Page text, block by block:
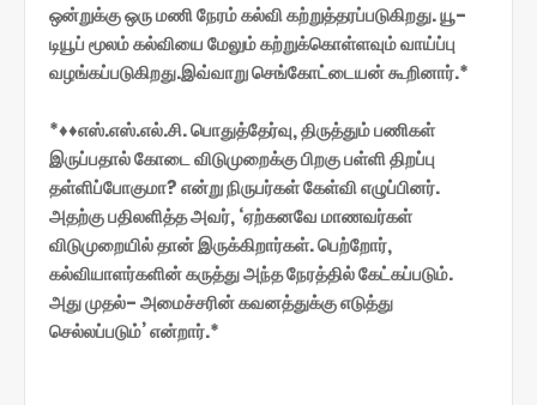
ஒன்றுக்கு ஒரு மணி நேரம் கல்வி கற்றுத்தரப்படுகிறது. யூ-
டியூப் மூலம் கல்வியை மேலும் கற்றுக்கொள்ளவும் வாய்ப்பு
வழங்கப்படுகிறது.இவ்வாறு செங்கோட்டையன் கூறினார்.*
*♦♦எஸ்.எஸ்.எல்.சி. பொதுத்தேர்வு, திருத்தும் பணிகள்
இருப்பதால் கோடை விடுமுறைக்கு பிறகு பள்ளி திறப்பு
தள்ளிப்போகுமா? என்று நிருபர்கள் கேள்வி எழுப்பினர்.
அதற்கு பதிலளித்த அவர், ‘ஏற்கனவே மாணவர்கள்
விடுமுறையில் தான் இருக்கிறார்கள். பெற்றோர்,
கல்வியாளர்களின் கருத்து அந்த நேரத்தில் கேட்கப்படும்.
அது முதல்- அமைச்சரின் கவனத்துக்கு எடுத்து
செல்லப்படும்’ என்றார்.*